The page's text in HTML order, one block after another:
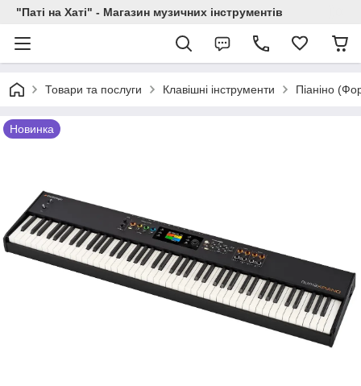
"Паті на Хаті" - Магазин музичних інструментів
Товари та послуги Клавішні інструменти Піаніно
Новинка